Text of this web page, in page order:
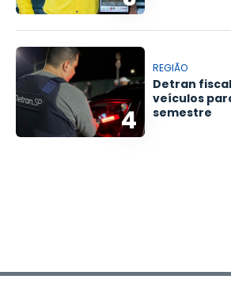
4
REGIÃO
Detran
veículos
semestre